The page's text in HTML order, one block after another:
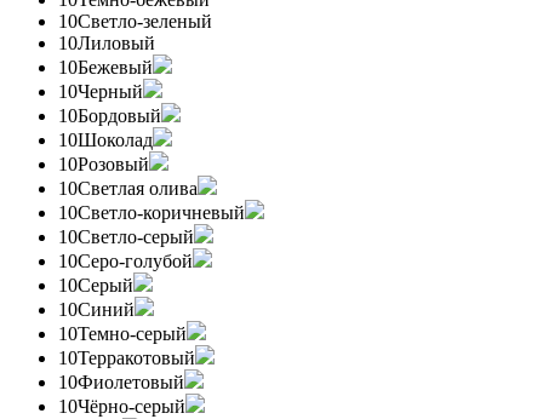
10Светло-зеленый
10Лиловый
10Бежевый
10Черный
10Бордовый
10Шоколад
10Розовый
10Светлая олива
10Светло-коричневый
10Светло-серый
10Серо-голубой
10Серый
10Синий
10Темно-серый
10Терракотовый
10Фиолетовый
10Чёрно-серый